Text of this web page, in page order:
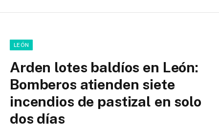
LEÓN
Arden lotes baldíos en León:
Bomberos atienden siete
incendios de pastizal en solo
dos días